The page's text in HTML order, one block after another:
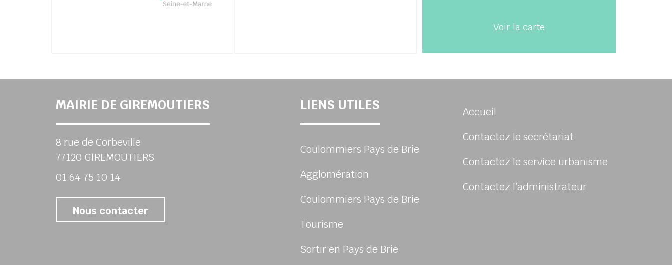
Voir la carte
MAIRIE DE GIREMOUTIERS
8 rue de Corbeville
77120 GIREMOUTIERS
01 64 75 10 14
Nous contacter
LIENS UTILES
Coulommiers Pays de Brie
Agglomération
Coulommiers Pays de Brie
Tourisme
Sortir en Pays de Brie
Accueil
Contactez le secrétariat
Contactez le service urbanisme
Contactez l’administrateur